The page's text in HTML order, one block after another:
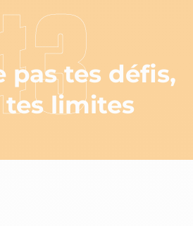
pas tes défis,
limites